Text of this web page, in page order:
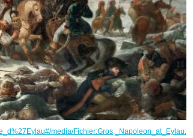
media/Fichier:Gros,_Napoleon_at_Eylau.jpg